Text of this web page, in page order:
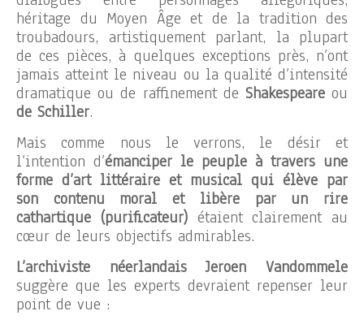
héritage du Moyen Âge et de la tradition des
troubadours, artistiquement parlant, la plupart
de ces pièces, à quelques exceptions près, n’ont
jamais atteint le niveau ou la qualité d’intensité
dramatique ou de raffinement de Shakespeareou
de Schiller.
Mais comme nous le verrons, le désir et
l’intention d’émanciper le peuple à travers une
forme d’art littéraire et musical qui élève par
son contenu moral et libère par un rire
cathartique (purificateur)étaient clairement au
cœur de leurs objectifs admirables.
L’archiviste néerlandaisJeroen Vandommele
suggère que les experts devraient repenser leur
point de vue :